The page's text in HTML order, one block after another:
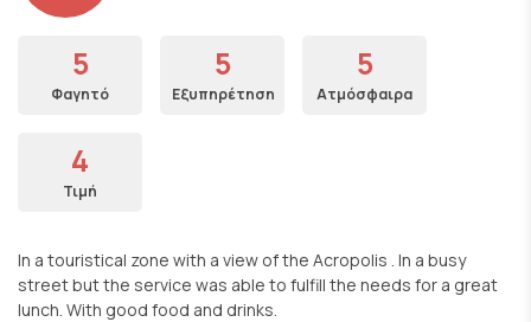
5
Φαγητό
5
Εξυπηρέτηση
5
Ατμόσφαιρα
4
Τιμή
In a touristical zone with a view of the Acropolis . In a busy
street but the service was able to fulfill the needs for a great
lunch. With good food and drinks.